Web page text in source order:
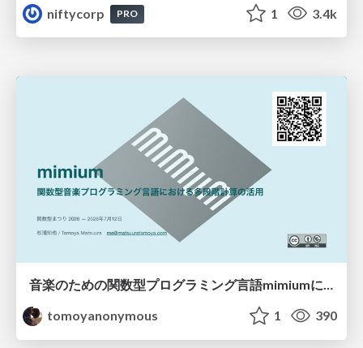
niftycorp
PRO 1 3.4k
音楽のための関数型プログラミング言語mimiumにおける多段階計算の活用
tomoyanonymous
1 390